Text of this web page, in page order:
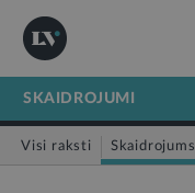
SKAIDROJUMI
Visi raksti Skaidrojums